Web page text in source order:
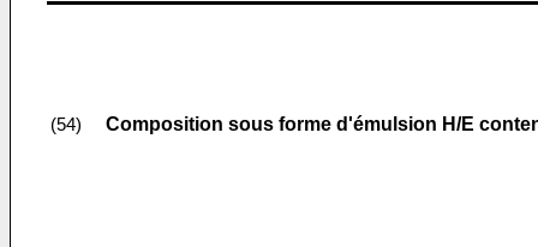
(54) Composition sous forme d'émulsion H/E